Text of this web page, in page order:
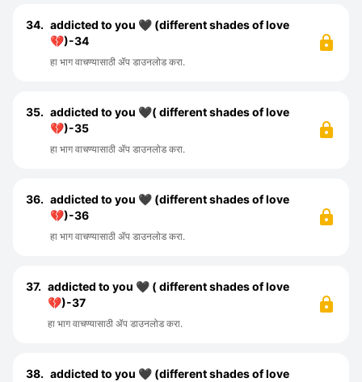
34. addicted to you 🖤 (different shades of love
💔)-34
हा भाग वाचण्यासाठी ॲप डाउनलोड करा.
35. addicted to you 🖤( different shades of love
💔)-35
हा भाग वाचण्यासाठी ॲप डाउनलोड करा.
36. addicted to you 🖤 (different shades of love
💔)-36
हा भाग वाचण्यासाठी ॲप डाउनलोड करा.
37. addicted to you 🖤 ( different shades of love
💔)-37
हा भाग वाचण्यासाठी ॲप डाउनलोड करा.
38. addicted to you 🖤 (different shades of love